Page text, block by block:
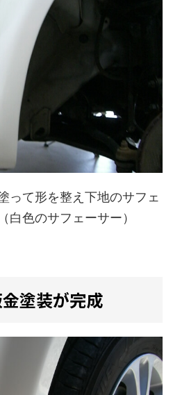
って形を整え下地のサフェ
白色のサフェーサー）
塗装が完成